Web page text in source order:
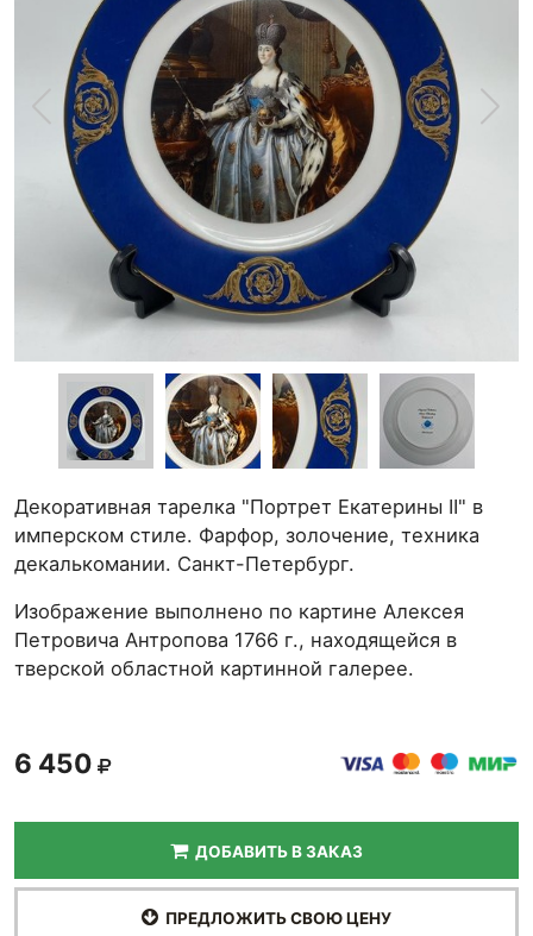
Декоративная тарелка "Портрет Екатерины II" в
имперском стиле. Фарфор, золочение, техника
декалькомании. Санкт-Петербург.
Изображение выполнено по картине Алексея
Петровича Антропова 1766 г., находящейся в
тверской областной картинной галерее.
6 450
ДОБАВИТЬ В ЗАКАЗ
ПРЕДЛОЖИТЬ СВОЮ ЦЕНУ